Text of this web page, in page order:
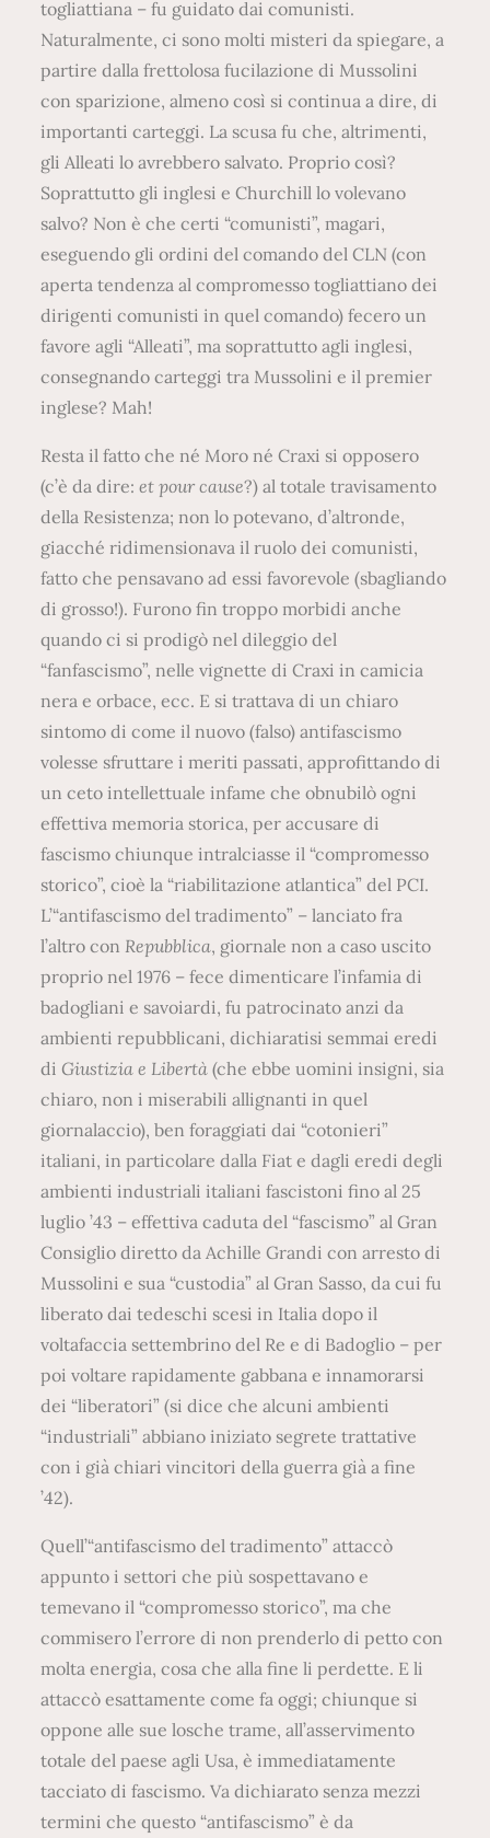
togliattiana – fu guidato dai comunisti.
Naturalmente, ci sono molti misteri da spiegare, a
partire dalla frettolosa fucilazione di Mussolini
con sparizione, almeno così si continua a dire, di
importanti carteggi. La scusa fu che, altrimenti,
gli Alleati lo avrebbero salvato. Proprio così?
Soprattutto gli inglesi e Churchill lo volevano
salvo? Non è che certi “comunisti”, magari,
eseguendo gli ordini del comando del CLN (con
aperta tendenza al compromesso togliattiano dei
dirigenti comunisti in quel comando) fecero un
favore agli “Alleati”, ma soprattutto agli inglesi,
consegnando carteggi tra Mussolini e il premier
inglese? Mah!
Resta il fatto che né Moro né Craxi si opposero
(c’è da dire:et pour cause?) al totale travisamento
della Resistenza; non lo potevano, d’altronde,
giacché ridimensionava il ruolo dei comunisti,
fatto che pensavano ad essi favorevole (sbagliando
di grosso!). Furono fin troppo morbidi anche
quando ci si prodigò nel dileggio del
“fanfascismo”, nelle vignette di Craxi in camicia
nera e orbace, ecc. E si trattava di un chiaro
sintomo di come il nuovo (falso) antifascismo
volesse sfruttare i meriti passati, approfittando di
un ceto intellettuale infame che obnubilò ogni
effettiva memoria storica, per accusare di
fascismo chiunque intralciasse il “compromesso
storico”, cioè la “riabilitazione atlantica” del PCI.
L’“antifascismo del tradimento” – lanciato fra
l’altro con Repubblica, giornale non a caso uscito
proprio nel 1976 – fece dimenticare l’infamia di
badogliani e savoiardi, fu patrocinato anzi da
ambienti repubblicani, dichiaratisi semmai eredi
di Giustizia e Libertà (che ebbe uomini insigni, sia
chiaro, non i miserabili allignanti in quel
giornalaccio), ben foraggiati dai “cotonieri”
italiani, in particolare dalla Fiat e dagli eredi degli
ambienti industriali italiani fascistoni fino al 25
luglio ’43 – effettiva caduta del “fascismo” al Gran
Consiglio diretto da Achille Grandi con arresto di
Mussolini e sua “custodia” al Gran Sasso, da cui fu
liberato dai tedeschi scesi in Italia dopo il
voltafaccia settembrino del Re e di Badoglio – per
poi voltare rapidamente gabbana e innamorarsi
dei “liberatori” (si dice che alcuni ambienti
“industriali” abbiano iniziato segrete trattative
con i già chiari vincitori della guerra già a fine
’42).
Quell’“antifascismo del tradimento” attaccò
appunto i settori che più sospettavano e
temevano il “compromesso storico”, ma che
commisero l’errore di non prenderlo di petto con
molta energia, cosa che alla fine li perdette. E li
attaccò esattamente come fa oggi; chiunque si
oppone alle sue losche trame, all’asservimento
totale del paese agli Usa, è immediatamente
tacciato di fascismo. Va dichiarato senza mezzi
termini che questo “antifascismo” è da